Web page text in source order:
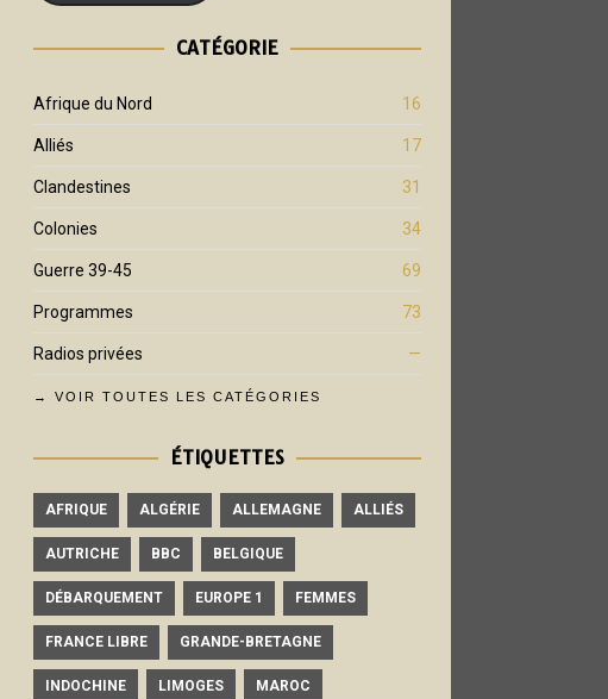
CATÉGORIE
Afrique du Nord 16
Alliés 17
Clandestines 31
Colonies 34
Guerre 39-45 69
Programmes 73
Radios privées —
→ VOIR TOUTES LES CATÉGORIES
ÉTIQUETTES
AFRIQUE ALGÉRIE ALLEMAGNE ALLIÉS
AUTRICHE BBC BELGIQUE
DÉBARQUEMENT EUROPE 1 FEMMES
FRANCE LIBRE GRANDE-BRETAGNE
INDOCHINE LIMOGES MAROC